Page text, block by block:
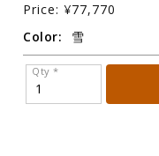
Price: ¥77,770
Color:
Qty *